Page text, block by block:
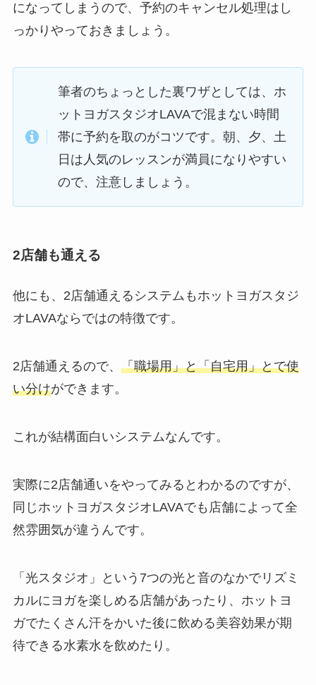
になってしまうので、予約のキャンセル処理はし
っかりやっておきましょう。
筆者のちょっとした裏ワザとしては、ホ
ットヨガスタジオLAVAで混まない時間
帯に予約を取のがコツです。朝、夕、土
日は人気のレッスンが満員になりやすい
ので、注意しましょう。
2店舗も通える
他にも、2店舗通えるシステムもホットヨガスタジ
オLAVAならではの特徴です。
2店舗通えるので、 「職場用」と「自宅用」とで使
い分けができます。
これが結構面白いシステムなんです。
実際に2店舗通いをやってみるとわかるのですが、
同じホットヨガスタジオLAVAでも店舗によって全
然雰囲気が違うんです。
「光スタジオ」
という7つの光と音のなかでリズミ
カルにヨガを楽しめる店舗があったり、ホットヨ
ガでたくさん汗をかいた後に飲める美容効果が期
待できる水素水を飲めたり。